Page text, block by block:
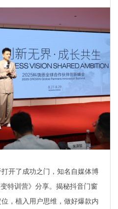
开了成功之门，知名自媒体博
特训营》分享。揭秘抖音门窗
，植入用户思维，做好爆款内